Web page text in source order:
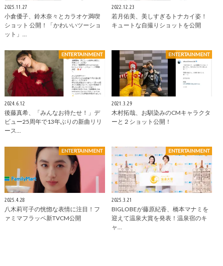
2025.11.27
小倉優子、鈴木奈々とカラオケ満喫
ショット 公開！「かわいいツーショ
ット」…
2022.12.23
若月佑美、美しすぎるトナカイ姿！
キュートな自撮りショットを公開
ENTERTAINMENT
2024.6.12
後藤真希、「みんなお待たせ！」デ
ビュー25周年で13年ぶりの新曲リリ
ース…
ENTERTAINMENT
2021.3.29
木村拓哉、お馴染みのCMキャラクタ
ーと２ショット公開！
ENTERTAINMENT
2025.4.28
八木莉可子の恍惚な表情に注目！フ
ァミマフラッペ新TVCM公開
ENTERTAINMENT
2025.3.21
BIGLOBEが藤原紀香、橋本マナミを
迎えて温泉大賞を発表！温泉宿のキ
ャ…